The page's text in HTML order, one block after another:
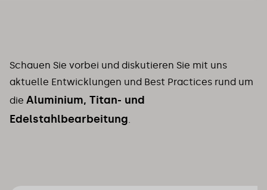
Schauen Sie vorbei und diskutieren Sie mit uns
aktuelle Entwicklungen und Best Practices rund um
die Aluminium, Titan- und
Edelstahlbearbeitung.